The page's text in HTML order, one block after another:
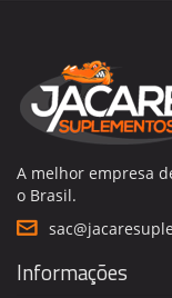
A melhor empresa
o Brasil.
Informações